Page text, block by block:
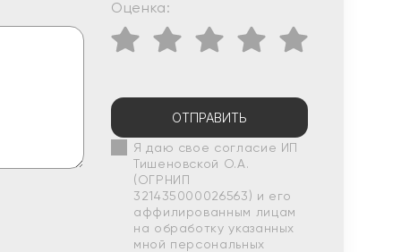
Оценка:
ОТПРАВИТЬ
Я даю свое согласие ИП
Тишеновской О.А.
(ОГРНИП
321435000026563) и его
аффилированным лицам
на обработку указанных
мной персональных